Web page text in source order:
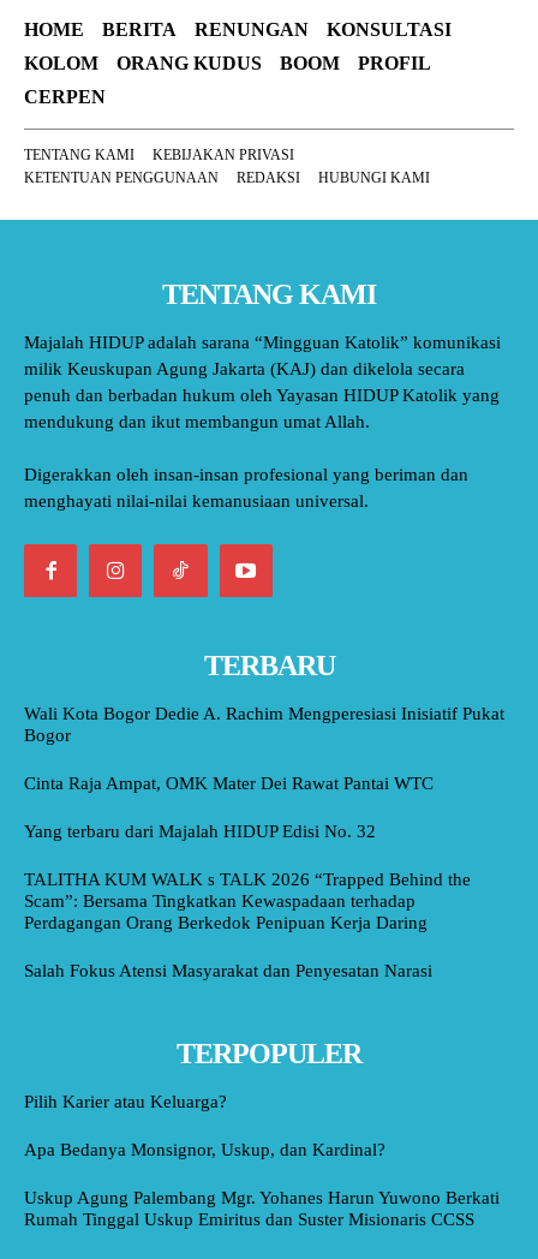
HOME BERITA RENUNGAN
KONSULTASI
KOLOM
ORANG KUDUS BOOM
PROFIL
CERPEN
TENTANG KAMI
KEBIJAKAN PRIVASI
KETENTUAN PENGGUNAAN
REDAKSI HUBUNGI KAMI
TENTANG KAMI
Majalah HIDUP adalah sarana “Mingguan Katolik” komunikasi
milik Keuskupan Agung Jakarta (KAJ) dan dikelola secara
penuh dan berbadan hukum oleh Yayasan HIDUP Katolik yang
mendukung dan ikut membangun umat Allah.
Digerakkan oleh insan-insan profesional yang beriman dan
menghayati nilai-nilai kemanusiaan universal.
TERBARU
Wali Kota Bogor Dedie A. Rachim Mengperesiasi Inisiatif Pukat
Bogor
Cinta Raja Ampat, OMK Mater Dei Rawat Pantai WTC
Yang terbaru dari Majalah HIDUP Edisi No. 32
TALITHA KUM WALK s TALK 2026 “Trapped Behind the
Scam”: Bersama Tingkatkan Kewaspadaan terhadap
Perdagangan Orang Berkedok Penipuan Kerja Daring
Salah Fokus Atensi Masyarakat dan Penyesatan Narasi
TERPOPULER
Pilih Karier atau Keluarga?
Apa Bedanya Monsignor, Uskup, dan Kardinal?
Uskup Agung Palembang Mgr. Yohanes Harun Yuwono Berkati
Rumah Tinggal Uskup Emiritus dan Suster Misionaris CCSS